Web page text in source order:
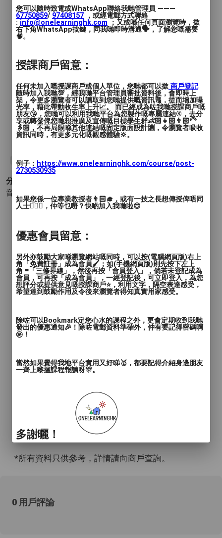
分別有：
興趣班
若為多人同時上課 二人同行起即享有每位9
折優惠
導師能提供上課地點或者上門教學
#Dizi #instrument #certification #competition
分類 :
音樂和表演 - 木管樂器
- 長笛
*所有資料只供參考，詳情請向商戶查詢。
0 用戶評論
您可以隨時致電或WhatsApp聯絡我哋管理員 ———
67750859/ 97408157 ，或經電郵方式聯絡
: info@onelearninghk.com ；又或喺任何頁面瀏覽時，撳
右下角WhatsApp按鍵，同我哋即時溝通🗣️，了解您嘅需要
🧠。
授課商戶留意：
任何未加入嘅授課商戶或個人單位，您哋都可以撳 商戶登記
隨時加入我哋💯，經我哋平台管理員審批資料後，會即時上
架，令更多瀏覽者可以讀取到您哋提供嘅資訊🔠，從而增加曝
光率，藉此帶動收生率上升📈。 而已經成為咗我哋授課商戶嘅
朋友😘，您哋可以利用我哋平台為您製作嘅專屬連結®️，去分
享或轉發俾您哋想推廣及宣傳嘅目標學生群👶🏻👧🏻👨🏻‍🦳
👵🏻，不再局限喺其他連結嘅固定版面設計🈵，令瀏覽者吸收
資訊同時，有更多元化嘅觀感體驗🔆。
例子： https://www.onelearninghk.com/course/post-
2730530935
如果您係一位專業教授者👨🏻‍🎓，或有一技之長想傳授俾唔同
人士🙋🏻‍♂️，仲等乜嘢？快啲加入我哋啦😊
優惠會員留意：
另外亦鼓勵大家喺瀏覽網站嘅同時，可以按(電腦網頁版)右上
角「免費註冊」成為會員🖌️；如(手機網頁版)則先按下左上
角 ≡「三條界線」，然後再按「會員登入」，倘若未登記成為
會員，可再按「成為會員」，一經登記後，可立即登入，為您
想評分或提供意見嘅授課商戶⭐️，利用文字，隔空表達感受，
希望達到鼓勵作用及令後來瀏覽者得知真實用家感受。
除咗可以Bookmark定您心水的課程之外，更會定期收到我哋
發出的優惠通知🎉！除咗電郵資料準確外，仲有要記得密碼啊
㊙️！
當然如果覺得我地平台實用又好睇🥇，都要記得介紹身邊朋友
一齊上嚟搵課程報讀呀🎊。
多謝曬！